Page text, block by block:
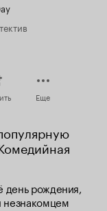
Еще
день рождения,
незнакомцем